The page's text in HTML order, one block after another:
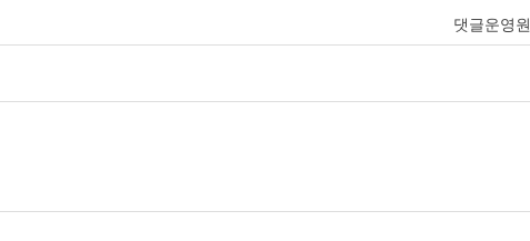
댓글운영